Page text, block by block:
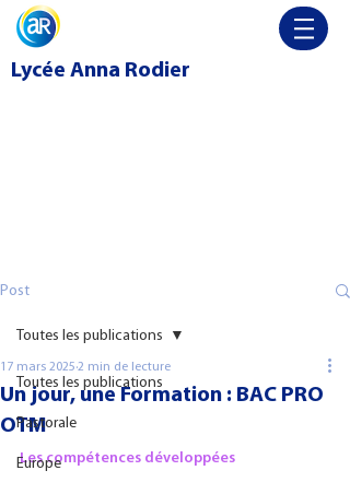
Lycée Anna Rodier
Post
Toutes les publications
Pastorale
Europe
Toutes les publications
Un jour, une Formation : BAC PRO
OTM
17 mars 2025 2 min de lecture
Les compétences développées